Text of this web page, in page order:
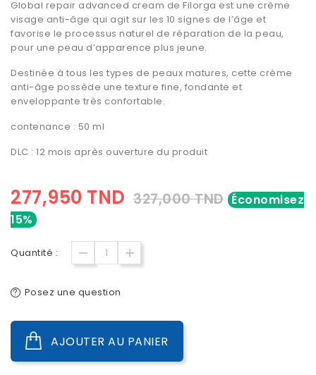
Global repair advanced cream de Filorga est une crème
visage anti-âge qui agit sur les 10 signes de l’âge et
favorise le processus naturel de réparation de la peau,
pour une peau d’apparence plus jeune.
Destinée à tous les types de peaux matures, cette crème
anti-âge possède une texture fine, fondante et
enveloppante très confortable.
contenance : 50 ml
DLC : 12 mois après ouverture du produit
277,950 TND 327,000 TND Économisez
15%
Quantité :
Posez une question
AJOUTER AU PANIER